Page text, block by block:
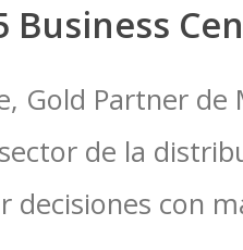
Business
Gold Partner
de la
decisiones con